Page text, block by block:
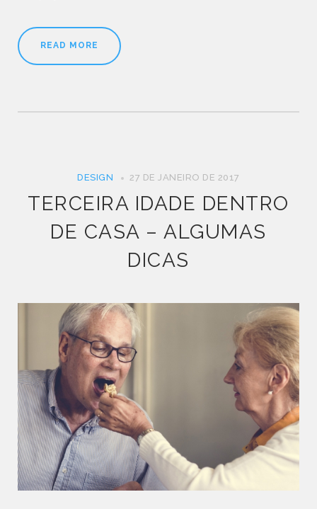
READ MORE
DESIGN 27 DE JANEIRO DE 2017
TERCEIRA IDADE DENTRO
DE CASA – ALGUMAS
DICAS